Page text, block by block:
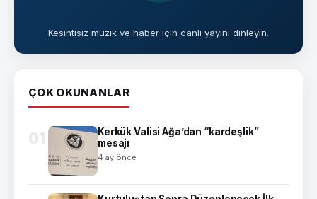
Kesintisiz müzik ve haber için canlı yayını dinleyin.
ÇOK OKUNANLAR
01
Kerkük Valisi Ağa’dan “kardeşlik”
mesajı
4 ay önce